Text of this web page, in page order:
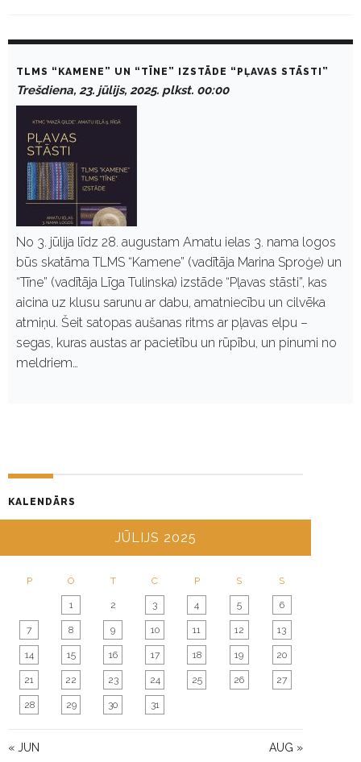
TLMS “KAMENE” UN “TĪNE” IZSTĀDE “PĻAVAS STĀSTI”
Trešdiena, 23. jūlijs, 2025. plkst. 00:00
No 3. jūlija līdz 28. augustam Amatu ielas 3. nama logos
būs skatāma TLMS “Kamene” (vadītāja Marina Sproģe) un
“Tīne” (vadītāja Līga Tulinska) izstāde “Pļavas stāsti”, kas
aicina uz klusu sarunu ar dabu, amatniecību un cilvēka
atmiņu. Šeit satopas aušanas ritms ar pļavas elpu –
segas, kuras austas ar pacietību un rūpību, un pinumi no
meldriem…
KALENDĀRS
JŪLIJS 2025
P O T C P S S
« JUN AUG »
1 2 3 4 5 6
7 8 9 10 11 12 13
14 15 16 17 18 19 20
21 22 23 24 25 26 27
28 29 30 31